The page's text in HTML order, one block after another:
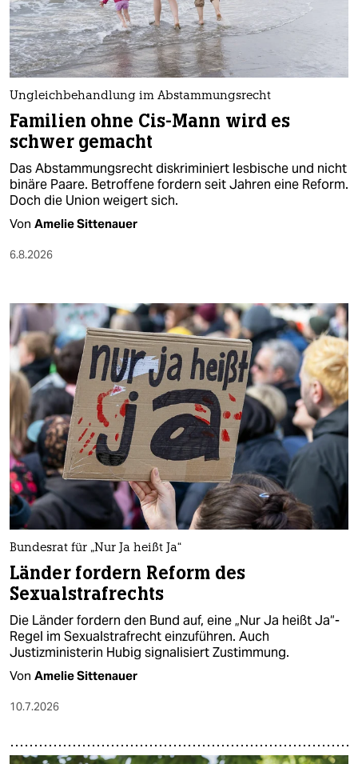
nord
wahrheit
verlag
verlag
veranstaltungen
shop
abo
genossenschaft
epaper login
Ungleichbehandlung im Abstammungsrecht
Familien ohne Cis-Mann wird es
schwer gemacht
Das Abstammungsrecht diskriminiert lesbische und nicht
binäre Paare. Betroffene fordern seit Jahren eine Reform.
Doch die Union weigert sich.
Von Amelie Sittenauer
6.8.2026
Bundesrat für „Nur Ja heißt Ja“
Länder fordern Reform des
Sexualstrafrechts
Die Länder fordern den Bund auf, eine „Nur Ja heißt Ja“-
Regel im Sexualstrafrecht einzuführen. Auch
Justizministerin Hubig signalisiert Zustimmung.
Von Amelie Sittenauer
10.7.2026